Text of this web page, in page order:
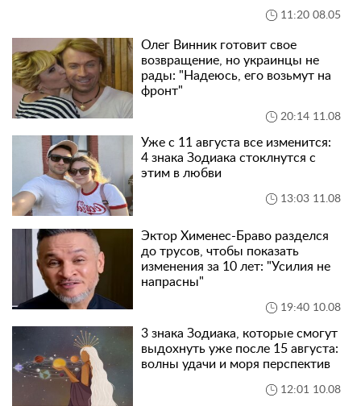
11:20 08.05
Олег Винник готовит свое
возвращение, но украинцы не
рады: "Надеюсь, его возьмут на
фронт"
20:14 11.08
Уже с 11 августа все изменится:
4 знака Зодиака стоклнутся с
этим в любви
13:03 11.08
Эктор Хименес-Браво разделся
до трусов, чтобы показать
изменения за 10 лет: "Усилия не
напрасны"
19:40 10.08
3 знака Зодиака, которые смогут
выдохнуть уже после 15 августа:
волны удачи и моря перспектив
12:01 10.08